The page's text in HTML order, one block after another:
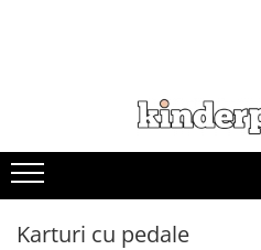
Karturi cu pedale